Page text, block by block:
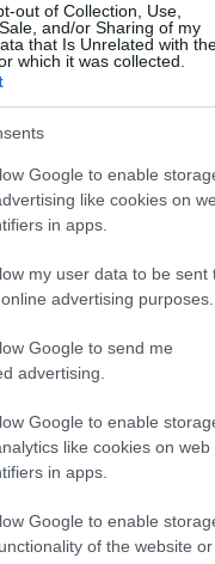
out of Collection, Use,
and/or Sharing of my
that Is Unrelated with
which it was collected.
Google to enable
like cookies on
in apps.
my user data to be sent
advertising purposes.
Google to send me
advertising.
Google to enable
like cookies on web
in apps.
Google to enable
of the website or
su plataforma de
España
internacional de go-to-
afectan
Madrid,